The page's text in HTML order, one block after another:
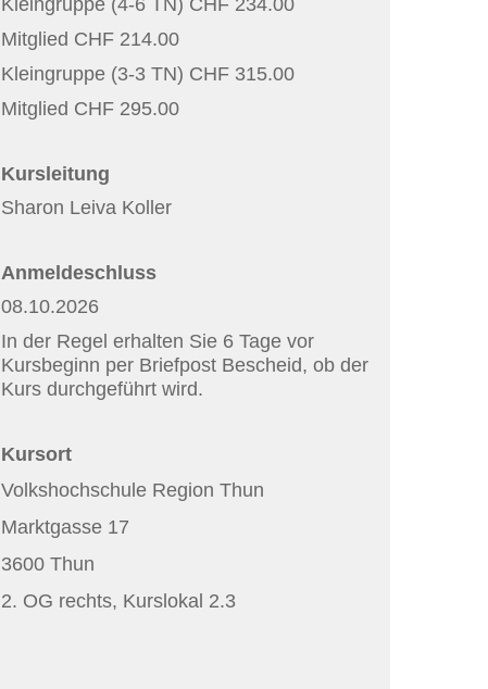
Kleingruppe (4-6 TN) CHF 234.00
Mitglied CHF 214.00
Kleingruppe (3-3 TN) CHF 315.00
Mitglied CHF 295.00
Kursleitung
Sharon Leiva Koller
Anmeldeschluss
08.10.2026
In der Regel erhalten Sie 6 Tage vor
Kursbeginn per Briefpost Bescheid, ob der
Kurs durchgeführt wird.
Kursort
Volkshochschule Region Thun
Marktgasse 17
3600 Thun
2. OG rechts, Kurslokal 2.3